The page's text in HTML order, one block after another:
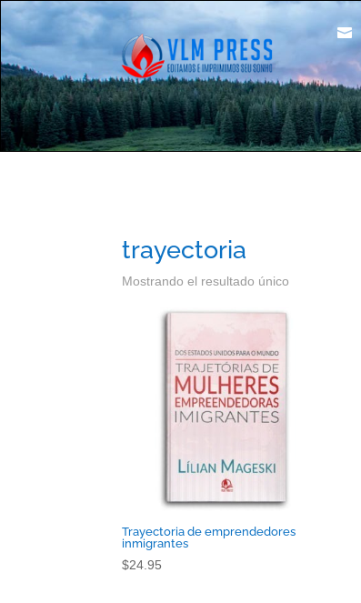

trayectoria
Mostrando el resultado único
Trayectoria de emprendedores
inmigrantes
$24.95